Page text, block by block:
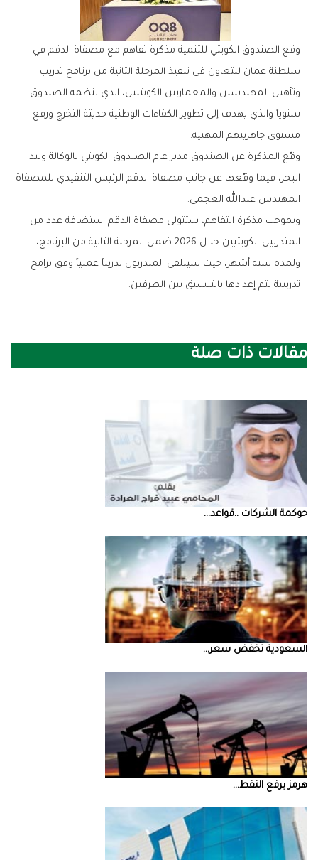
وقع الصندوق الكويتي للتنمية مذكرة تفاهم مع مصفاة الدقم في
سلطنة عمان للتعاون في تنفيذ المرحلة الثانية من برنامج تدريب
وتأهيل المهندسين والمعماريين الكويتيين، الذي ينظمه الصندوق
سنوياً والذي يهدف إلى تطوير الكفاءات الوطنية حديثة التخرج ورفع
مستوى جاهزيتهم المهنية.
وقّع المذكرة عن الصندوق مدير عام الصندوق الكويتي بالوكالة وليد
البحر، فيما وقّعها عن جانب مصفاة الدقم الرئيس التنفيذي للمصفاة
المهندس عبدالله العجمي.
وبموجب مذكرة التفاهم، ستتولى مصفاة الدقم استضافة عدد من
المتدربين الكويتيين خلال 2026 ضمن المرحلة الثانية من البرنامج،
ولمدة ستة أشهر، حيث سيتلقى المتدربون تدريباً عملياً وفق برامج
تدريبية يتم إعدادها بالتنسيق بين الطرفين.
مقالات ذات صلة
حوكمة‭ ‬الشركات‭.. ‬قواعد‭ ...
السعودية‭ ‬تخفض‭ ‬سعر‭ ...
‮‬هرمز‮‬‭ ‬يرفع‭ ‬النفط‭ ...